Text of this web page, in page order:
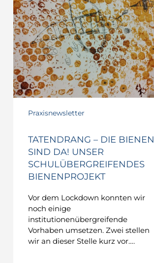
Die
Bienen
sind
da!
Unser
schulübergreifendes
Bienenprojekt
Praxisnewsletter
TATENDRANG – DIE BIENEN
SIND DA! UNSER
SCHULÜBERGREIFENDES
BIENENPROJEKT
Vor dem Lockdown konnten wir
noch einige
institutionenübergreifende
Vorhaben umsetzen. Zwei stellen
wir an dieser Stelle kurz vor….